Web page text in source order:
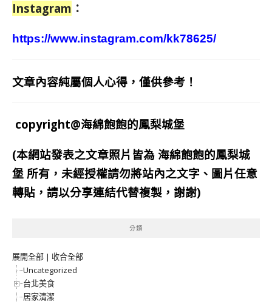
Instagram ：
https://www.instagram.com/kk78625/
文章內容純屬個人心得，僅供參考！
copyright@海綿飽飽的鳳梨城堡
(本網站發表之文章照片皆為 海綿飽飽的鳳梨城
堡 所有，未經授權請勿將站內之文字、圖片任意
轉貼，請以分享連結代替複製，謝謝)
分類
展開全部 | 收合全部
Uncategorized
台北美食
居家清潔